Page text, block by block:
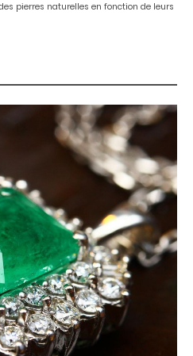
pierres naturelles en fonction de leurs